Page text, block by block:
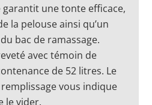
garantit une tonte efficace,
la pelouse ainsi qu’un
bac de ramassage.
avec témoin de
de 52 litres. Le
vous indique
le vider.